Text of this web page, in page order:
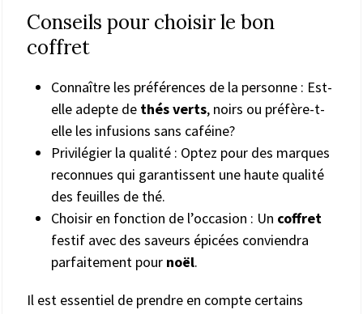
Conseils pour choisir le bon
coffret
Connaître les préférences de la personne : Est-
elle adepte de thés verts, noirs ou préfère-t-
elle les infusions sans caféine?
Privilégier la qualité : Optez pour des marques
reconnues qui garantissent une haute qualité
des feuilles de thé.
Choisir en fonction de l’occasion : Un coffret
festif avec des saveurs épicées conviendra
parfaitement pour noël.
Il est essentiel de prendre en compte certains